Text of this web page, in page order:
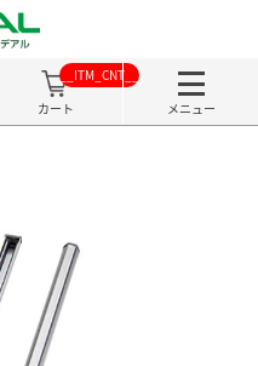
カート
__ITM_CNT__
メニュー